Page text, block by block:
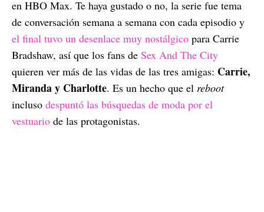
en HBO Max. Te haya gustado o no, la serie fue tema
de conversación semana a semana con cada episodio y
el final tuvo un desenlace muy nostálgico para Carrie
Bradshaw, así que los fans de Sex And The City
quieren ver más de las vidas de las tres amigas: Carrie,
Miranda y Charlotte. Es un hecho que el reboot
incluso despuntó las búsquedas de moda por el
vestuario de las protagonistas.